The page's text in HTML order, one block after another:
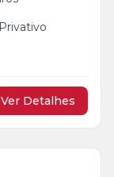
Privativo
Ver Detalhes